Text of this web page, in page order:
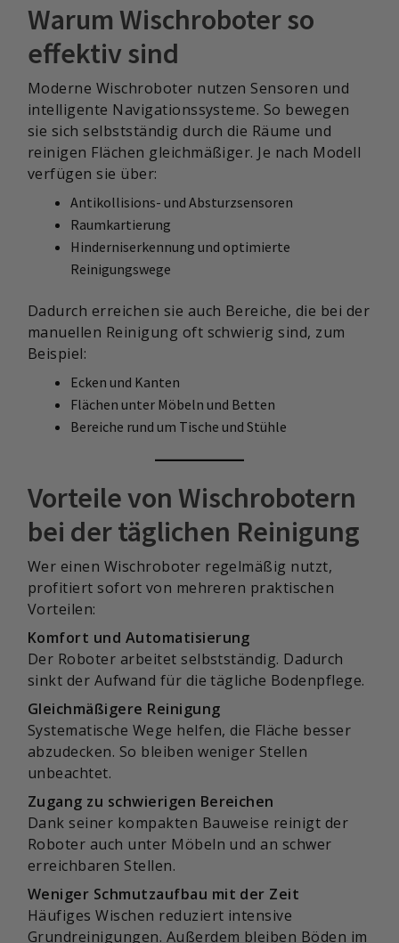
Warum Wischroboter so
effektiv sind
Moderne Wischroboter nutzen Sensoren und
intelligente Navigationssysteme. So bewegen
sie sich selbstständig durch die Räume und
reinigen Flächen gleichmäßiger. Je nach Modell
verfügen sie über:
Antikollisions- und Absturzsensoren
Raumkartierung
Hinderniserkennung und optimierte
Reinigungswege
Dadurch erreichen sie auch Bereiche, die bei der
manuellen Reinigung oft schwierig sind, zum
Beispiel:
Ecken und Kanten
Flächen unter Möbeln und Betten
Bereiche rund um Tische und Stühle
Vorteile von Wischrobotern
bei der täglichen Reinigung
Wer einen Wischroboter regelmäßig nutzt,
profitiert sofort von mehreren praktischen
Vorteilen:
Komfort und Automatisierung
Der Roboter arbeitet selbstständig. Dadurch
sinkt der Aufwand für die tägliche Bodenpflege.
Gleichmäßigere Reinigung
Systematische Wege helfen, die Fläche besser
abzudecken. So bleiben weniger Stellen
unbeachtet.
Zugang zu schwierigen Bereichen
Dank seiner kompakten Bauweise reinigt der
Roboter auch unter Möbeln und an schwer
erreichbaren Stellen.
Weniger Schmutzaufbau mit der Zeit
Häufiges Wischen reduziert intensive
Grundreinigungen. Außerdem bleiben Böden im